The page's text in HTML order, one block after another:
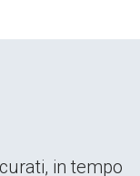
in tempo